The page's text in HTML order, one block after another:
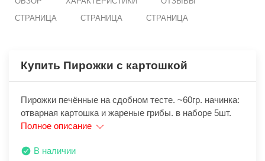
СТРАНИЦА
СТРАНИЦА СТРАНИЦА
Купить Пирожки с картошкой
Пирожки печённые на сдобном тесте. ~60гр. начинка:
отварная картошка и жареные грибы. в наборе 5шт.
Полное описание
В наличии